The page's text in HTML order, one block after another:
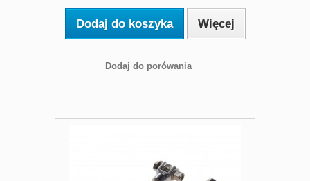
Dodaj do koszyka Więcej
Dodaj do porówania